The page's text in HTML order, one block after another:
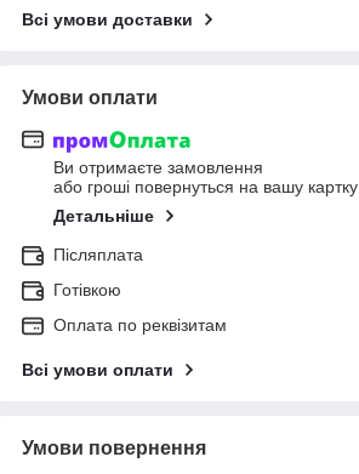
Всі умови доставки
Умови оплати
Ви отримаєте замовлення
або гроші повернуться на вашу картку
Детальніше
Післяплата
Готівкою
Оплата по реквізитам
Всі умови оплати
Умови повернення